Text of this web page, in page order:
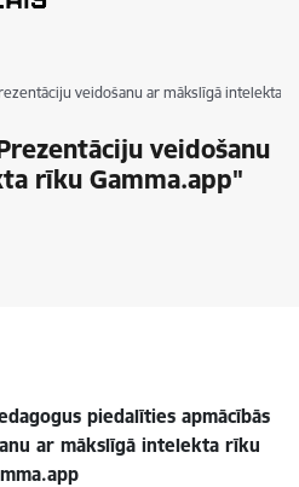
veidošanu ar mākslīgā intelekta
veidošanu
rīku Gamma.app"
piedalīties apmācībās
ar mākslīgā intelekta rīku